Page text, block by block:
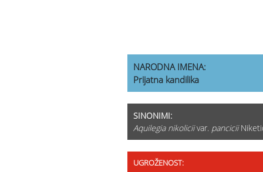
NARODNA IMENA:
Prijatna kandilika
SINONIMI:
Aquilegia nikoliciivar. pancicii
UGROŽENOST: